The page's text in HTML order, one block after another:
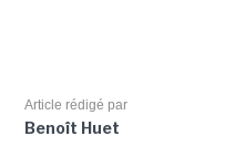
Article rédigé par
Benoît Huet